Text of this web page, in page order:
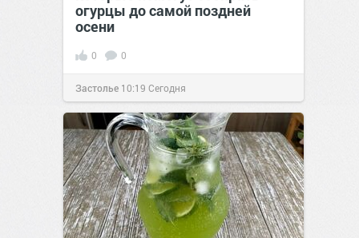
огурцы до самой поздней
осени
0 0
Застолье 10:19 Сегодня